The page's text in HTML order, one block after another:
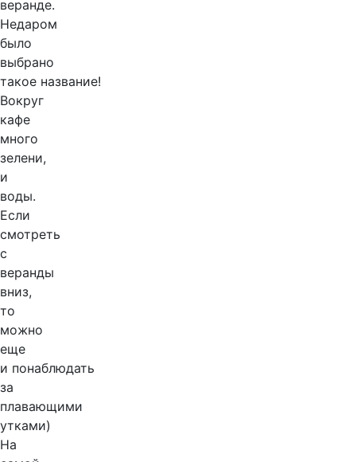
веранде.
Недаром
было
выбрано
такое название!
Вокруг
кафе
много
зелени,
и
воды.
Если
смотреть
с
веранды
вниз,
то
можно
еще
и понаблюдать
за
плавающими
утками)
На